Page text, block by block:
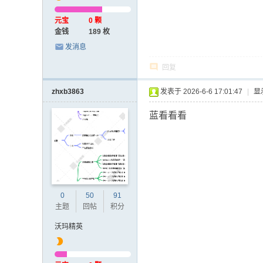
元宝
0 颗
金钱
189 枚
发消息
回复
zhxb3863
0
主题
50
回帖
91
积分
沃玛精英
发表于 2026-6-6 17:01:47 显
蓝看看看